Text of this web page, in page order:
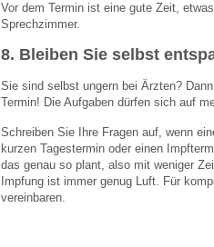
Vor dem Termin ist eine gute Zeit,
Sprechzimmer.
8. Bleiben Sie selbst
Sie sind selbst ungern bei Ärzten?
Termin! Die Aufgaben dürfen sich auf
Schreiben Sie Ihre Fragen auf, wenn
kurzen Tagestermin oder einen
das genau so plant, also mit weniger
Impfung ist immer genug Luft. Für
vereinbaren.